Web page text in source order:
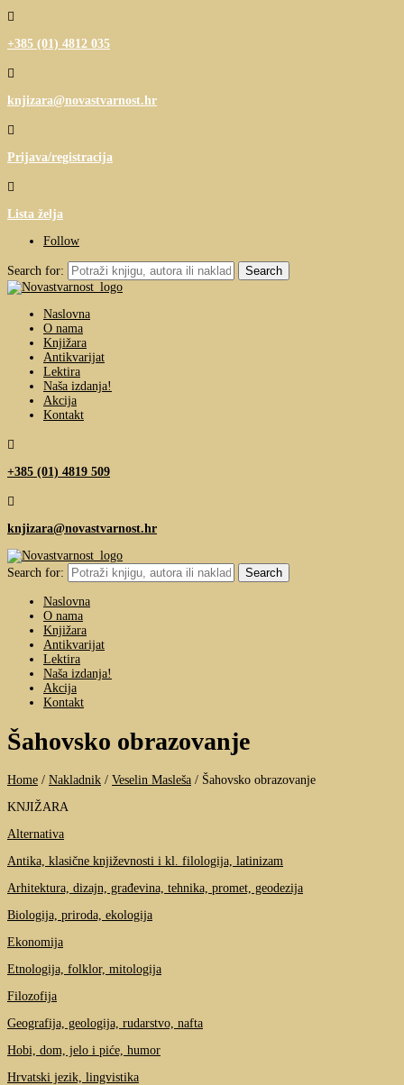

+385 (01) 4812 035

knjizara@novastvarnost.hr

Prijava/registracija

Lista želja
Follow
Search for:
Naslovna
O nama
Knjižara
Antikvarijat
Lektira
Naša izdanja!
Akcija
Kontakt

+385 (01) 4819 509

knjizara@novastvarnost.hr
Search for:
Naslovna
O nama
Knjižara
Antikvarijat
Lektira
Naša izdanja!
Akcija
Kontakt
Šahovsko obrazovanje
Home / Nakladnik / Veselin Masleša / Šahovsko obrazovanje
KNJIŽARA
Alternativa
Antika, klasične književnosti i kl. filologija, latinizam
Arhitektura, dizajn, građevina, tehnika, promet, geodezija
Biologija, priroda, ekologija
Ekonomija
Etnologija, folklor, mitologija
Filozofija
Geografija, geologija, rudarstvo, nafta
Hobi, dom, jelo i piće, humor
Hrvatski jezik, lingvistika